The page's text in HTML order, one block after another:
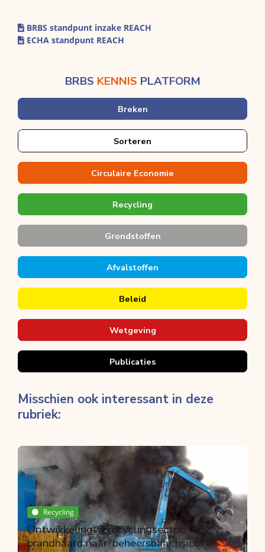
BRBS standpunt inzake REACH
ECHA standpunt REACH
BRBS KENNIS PLATFORM
Breken
Sorteren
Circulaire Economie
Recycling
Grondstoffen
Afvalstoffen
Beleid
Wetgeving
Publicaties
Misschien ook interessant in deze
rubriek:
Breken
Bouwproductenverordening en CE
markering
Door Peter Broere
Recycling
Ontwikkelingen recyclingsector: van
brandhaard naar ‘beheersbaar risico’